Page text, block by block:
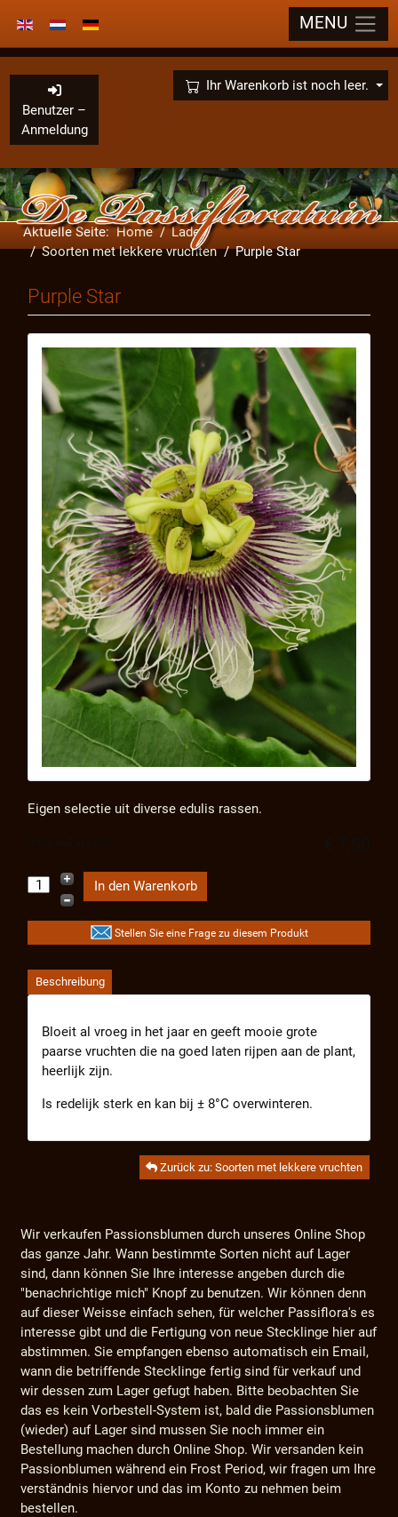
Benutzer –
Anmeldung
Ihr Warenkorb ist noch leer.
×
Sprache auswählen MENU
Aktuelle Seite:Home
Laden
Soorten met lekkere vruchten
Purple Star
Purple Star
Eigen selectie uit diverse edulis rassen.
Stellen Sie eine Frage zu diesem Produkt
Beschreibung
Bloeit al vroeg in het jaar en geeft mooie grote
paarse vruchten die na goed laten rijpen aan de plant,
heerlijk zijn.
Is redelijk sterk en kan bij ± 8°C overwinteren.
Zurück zu: Soorten met lekkere vruchten
Wir verkaufen Passionsblumen durch unseres Online Shop
das ganze Jahr. Wann bestimmte Sorten nicht auf Lager
sind, dann können Sie Ihre interesse angeben durch die
"benachrichtige mich" Knopf zu benutzen. Wir können denn
auf dieser Weisse einfach sehen, für welcher Passiflora's es
interesse gibt und die Fertigung von neue Stecklinge hier auf
abstimmen. Sie empfangen ebenso automatisch ein Email,
wann die betriffende Stecklinge fertig sind für verkauf und
wir dessen zum Lager gefugt haben. Bitte beobachten Sie
das es kein Vorbestell-System ist, bald die Passionsblumen
(wieder) auf Lager sind mussen Sie noch immer ein
Bestellung machen durch Online Shop. Wir versanden kein
Passionblumen während ein Frost Period, wir fragen um Ihre
verständnis hiervor und das im Konto zu nehmen beim
bestellen.